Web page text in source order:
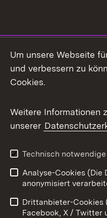
Facebook
X / Twitter
Youtube
Impressum
Barrierefreiheit
Um unsere Webseite
und verbessern zu
Cookies.
Weitere Informationen
unserer
Technisch
Analyse-Cookies (Die
anonymisiert
Drittanbieter-Cookies
Facebook, X / Twitter